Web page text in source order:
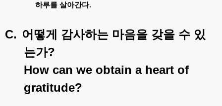
하루를 살아간다.
C. 어떻게 감사하는 마음을 갖을 수 있
는가?
How can we obtain a heart of
gratitude?